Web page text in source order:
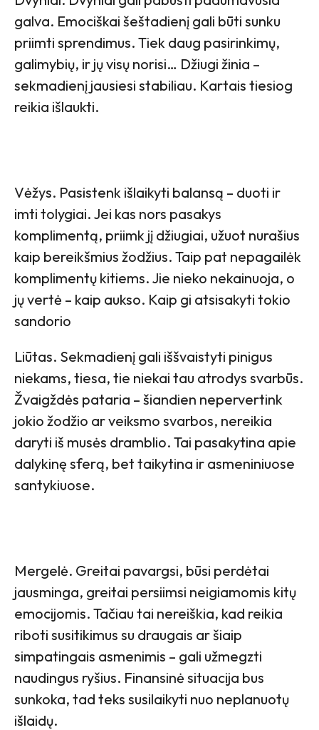
galva. Emociškai šeštadienį gali būti sunku
priimti sprendimus. Tiek daug pasirinkimų,
galimybių, ir jų visų norisi… Džiugi žinia –
sekmadienį jausiesi stabiliau. Kartais tiesiog
reikia išlaukti.
Vėžys. Pasistenk išlaikyti balansą – duoti ir
imti tolygiai. Jei kas nors pasakys
komplimentą, priimk jį džiugiai, užuot nurašius
kaip bereikšmius žodžius. Taip pat nepagailėk
komplimentų kitiems. Jie nieko nekainuoja, o
jų vertė – kaip aukso. Kaip gi atsisakyti tokio
sandorio
Liūtas. Sekmadienį gali iššvaistyti pinigus
niekams, tiesa, tie niekai tau atrodys svarbūs.
Žvaigždės pataria – šiandien nepervertink
jokio žodžio ar veiksmo svarbos, nereikia
daryti iš musės dramblio. Tai pasakytina apie
dalykinę sferą, bet taikytina ir asmeniniuose
santykiuose.
Mergelė. Greitai pavargsi, būsi perdėtai
jausminga, greitai persiimsi neigiamomis kitų
emocijomis. Tačiau tai nereiškia, kad reikia
riboti susitikimus su draugais ar šiaip
simpatingais asmenimis – gali užmegzti
naudingus ryšius. Finansinė situacija bus
sunkoka, tad teks susilaikyti nuo neplanuotų
išlaidų.